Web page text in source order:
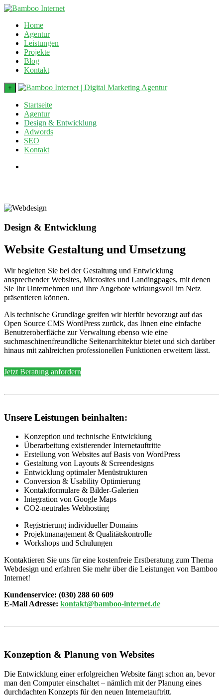
Home
Agentur
Leistungen
Projekte
Blog
Kontakt
+
Startseite
Agentur
Design & Entwicklung
Adwords
SEO
Kontakt
Design & Entwicklung
Website Gestaltung und Umsetzung
Wir begleiten Sie bei der Gestaltung und Entwicklung
ansprechender Websites, Microsites und Landingpages, mit denen
Sie Ihr Unternehmen und Ihre Angebote wirkungsvoll im Netz
präsentieren können.
Als technische Grundlage greifen wir hierfür bevorzugt auf das
Open Source CMS WordPress zurück, das Ihnen eine einfache
Benutzeroberfläche zur Verwaltung ebenso wie eine
suchmaschinenfreundliche Seitenarchitektur bietet und sich darüber
hinaus mit zahlreichen professionellen Funktionen erweitern lässt.
Jetzt Beratung anfordern
Unsere Leistungen beinhalten:
Konzeption und technische Entwicklung
Überarbeitung existierender Internetauftritte
Erstellung von Websites auf Basis von WordPress
Gestaltung von Layouts & Screendesigns
Entwicklung optimaler Menüstrukturen
Conversion & Usability Optimierung
Kontaktformulare & Bilder-Galerien
Integration von Google Maps
CO2-neutrales Webhosting
Registrierung individueller Domains
Projektmanagement & Qualitätskontrolle
Workshops und Schulungen
Kontaktieren Sie uns für eine kostenfreie Erstberatung zum Thema
Webdesign und erfahren Sie mehr über die Leistungen von Bamboo
Internet!
Kundenservice: (030) 288 60 609
E-Mail Adresse: kontakt@bamboo-internet.de
Konzeption & Planung von Websites
Die Entwicklung einer erfolgreichen Website fängt schon an, bevor
man den Computer einschaltet – nämlich mit der Planung eines
durchdachten Konzepts für den neuen Internetauftritt.